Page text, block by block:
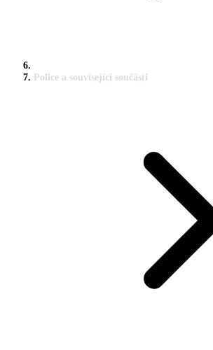
Police a související součásti